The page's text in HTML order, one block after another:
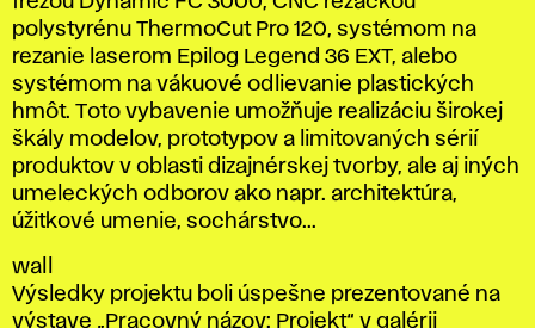
polystyrénu ThermoCut Pro 120, systémom na
rezanie laserom Epilog Legend 36 EXT, alebo
systémom na vákuové odlievanie plastických
hmôt. Toto vybavenie umožňuje realizáciu širokej
škály modelov, prototypov a limitovaných sérií
produktov v oblasti dizajnérskej tvorby, ale aj iných
umeleckých odborov ako napr. architektúra,
úžitkové umenie, sochárstvo...
wall
Výsledky projektu boli úspešne prezentované na
výstave „Pracovný názov: Projekt“ v galérii